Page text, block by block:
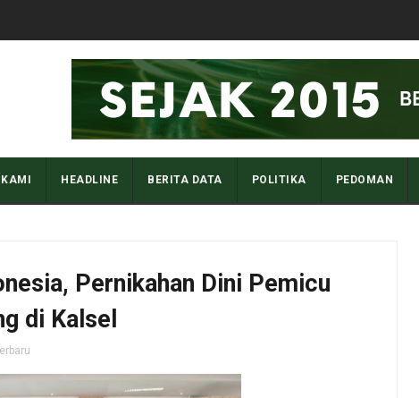
HEADLINE BERITA DATA POLITIKA PEDOMAN
Pernikahan Dini Pemicu
di Kalsel